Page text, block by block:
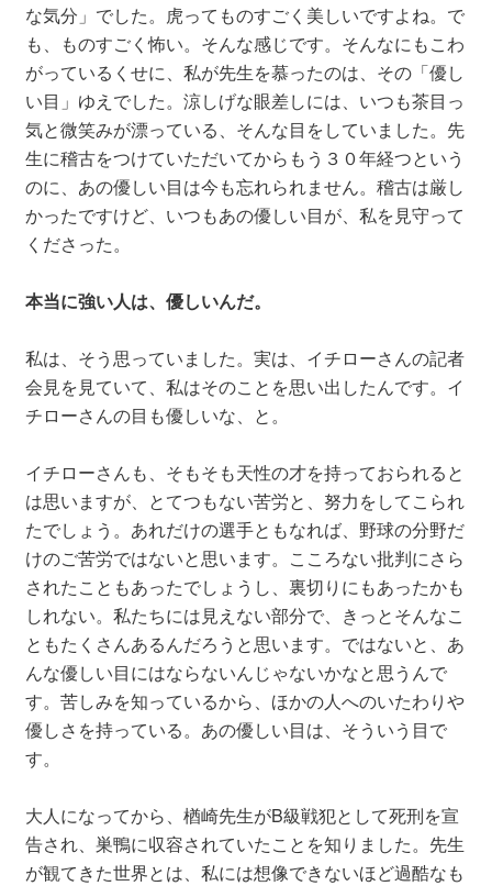
な気分」でした。虎ってものすごく美しいですよね。で
も、ものすごく怖い。そんな感じです。そんなにもこわ
がっているくせに、私が先生を慕ったのは、その「優し
い目」ゆえでした。涼しげな眼差しには、いつも茶目っ
気と微笑みが漂っている、そんな目をしていました。先
生に稽古をつけていただいてからもう３０年経つという
のに、あの優しい目は今も忘れられません。稽古は厳し
かったですけど、いつもあの優しい目が、私を見守って
くださった。
本当に強い人は、優しいんだ。
私は、そう思っていました。実は、イチローさんの記者
会見を見ていて、私はそのことを思い出したんです。イ
チローさんの目も優しいな、と。
イチローさんも、そもそも天性の才を持っておられると
は思いますが、とてつもない苦労と、努力をしてこられ
たでしょう。あれだけの選手ともなれば、野球の分野だ
けのご苦労ではないと思います。こころない批判にさら
されたこともあったでしょうし、裏切りにもあったかも
しれない。私たちには見えない部分で、きっとそんなこ
ともたくさんあるんだろうと思います。ではないと、あ
んな優しい目にはならないんじゃないかなと思うんで
す。苦しみを知っているから、ほかの人へのいたわりや
優しさを持っている。あの優しい目は、そういう目で
す。
大人になってから、楢崎先生がB級戦犯として死刑を宣
告され、巣鴨に収容されていたことを知りました。先生
が観てきた世界とは、私には想像できないほど過酷なも